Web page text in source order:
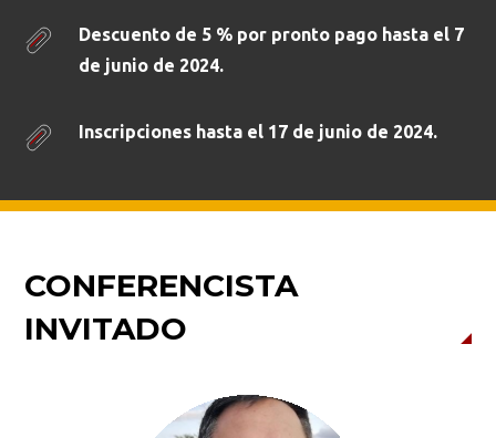
Descuento de 5 % por pronto pago hasta el 7
de junio de 2024.
Inscripciones hasta el 17 de junio de 2024.
CONFERENCISTA
INVITADO